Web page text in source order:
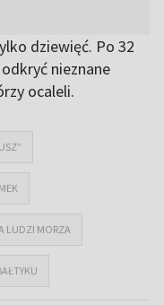
dziewięć. Po 32
nieznane
ocaleli.
LUDZI MORZA